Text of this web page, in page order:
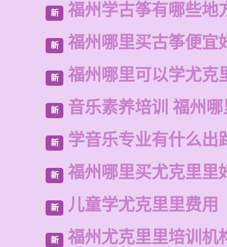
新 福州学古筝有哪些地
新 福州哪里买古筝便宜
新 福州哪里可以学尤克
新 音乐素养培训 福州
新 学音乐专业有什么出
新 福州哪里买尤克里里
新 儿童学尤克里里费用
新 福州尤克里里培训机